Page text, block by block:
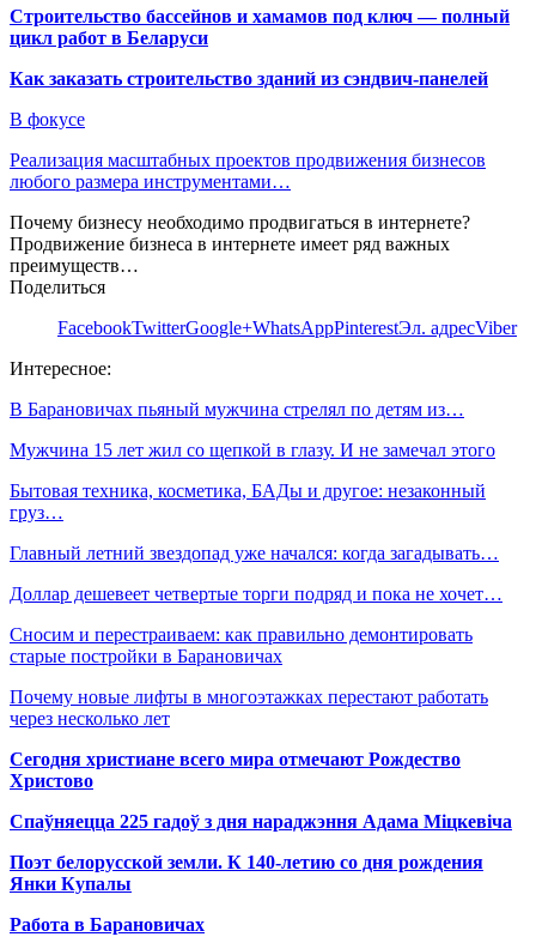
Строительство бассейнов и хамамов под ключ — полный
цикл работ в Беларуси
Как заказать строительство зданий из сэндвич-панелей
В фокусе
Реализация масштабных проектов продвижения бизнесов
любого размера инструментами…
Почему бизнесу необходимо продвигаться в интернете?
Продвижение бизнеса в интернете имеет ряд важных
преимуществ…
Поделиться
FacebookTwitterGoogle+WhatsAppPinterestЭл. адресViber
Интересное:
В Барановичах пьяный мужчина стрелял по детям из…
Мужчина 15 лет жил со щепкой в глазу. И не замечал этого
Бытовая техника, косметика, БАДы и другое: незаконный
груз…
Главный летний звездопад уже начался: когда загадывать…
Доллар дешевеет четвертые торги подряд и пока не хочет…
Сносим и перестраиваем: как правильно демонтировать
старые постройки в Барановичах
Почему новые лифты в многоэтажках перестают работать
через несколько лет
Сегодня христиане всего мира отмечают Рождество
Христово
Спаўняецца 225 гадоў з дня нараджэння Адама Міцкевіча
Поэт белорусской земли. К 140-летию со дня рождения
Янки Купалы
Работа в Барановичах